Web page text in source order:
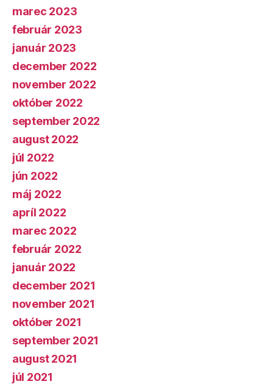
marec 2023
február 2023
január 2023
december 2022
november 2022
október 2022
september 2022
august 2022
júl 2022
jún 2022
máj 2022
apríl 2022
marec 2022
február 2022
január 2022
december 2021
november 2021
október 2021
september 2021
august 2021
júl 2021